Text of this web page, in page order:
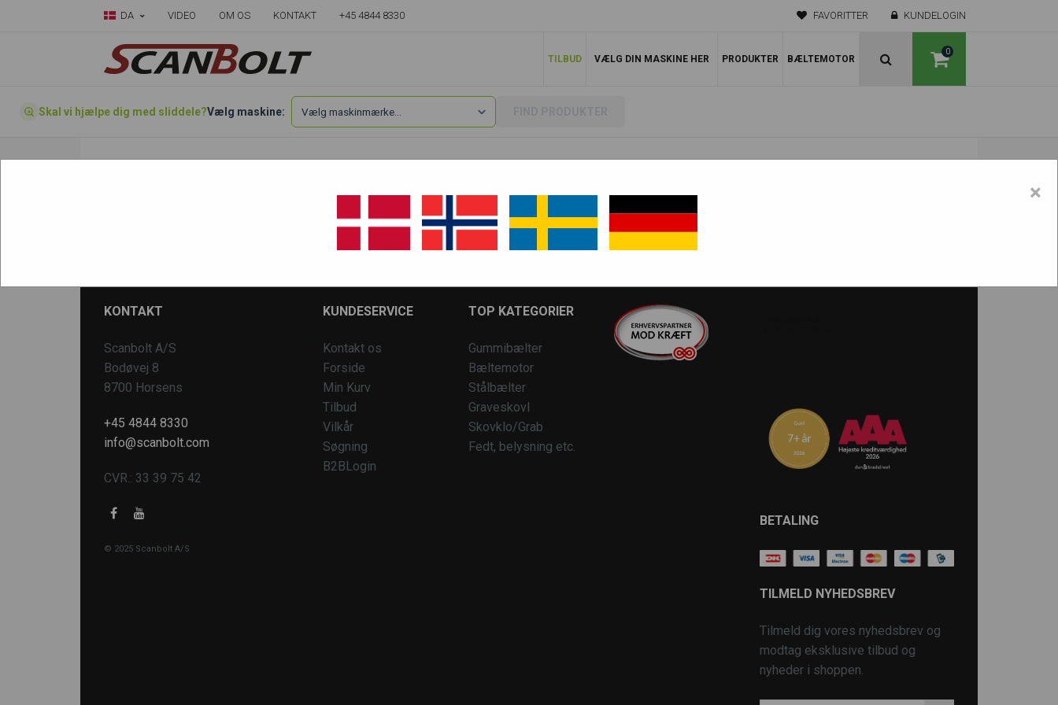
DA VIDEO OM OS KONTAKT +45 4844 8330 FAVORITTER KUNDELOGIN
0
TILBUD VÆLG DIN MASKINE HER PRODUKTER BÆLTEMOTOR
Skal vi hjælpe dig med sliddele?Vælg maskine:
R480 LC 9 0028~
KONTAKT
Scanbolt A/S
Bodøvej 8
8700 Horsens
+45 4844 8330
info@scanbolt.com
CVR.: 33 39 75 42
© 2025 Scanbolt A/S
KUNDESERVICE
Kontakt os
Forside
Min Kurv
Tilbud
Vilkår
Søgning
B2BLogin
TOP KATEGORIER
Gummibælter
Bæltemotor
Stålbælter
Graveskovl
Skovklo/Grab
Fedt, belysning etc.
BETALING
TILMELD NYHEDSBREV
Tilmeld dig vores nyhedsbrev og
modtag eksklusive tilbud og
nyheder i shoppen.
×